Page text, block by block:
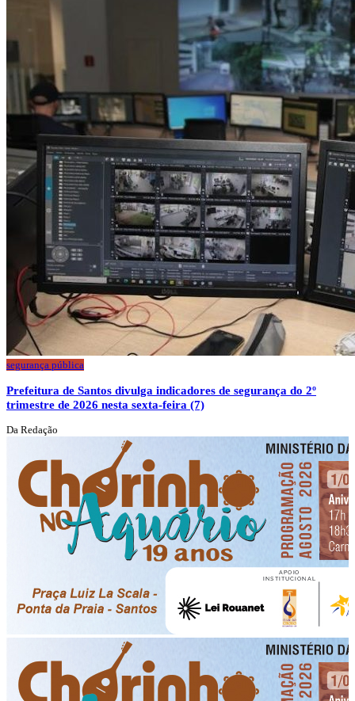
segurança pública
Prefeitura de Santos divulga indicadores de segurança do 2º
trimestre de 2026 nesta sexta-feira (7)
Da Redação